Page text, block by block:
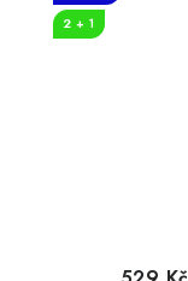
2 + 1